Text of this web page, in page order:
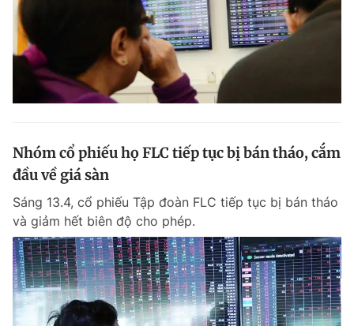
Nhóm cổ phiếu họ FLC tiếp tục bị bán tháo, cắm
đầu về giá sàn
Sáng 13.4, cổ phiếu Tập đoàn FLC tiếp tục bị bán tháo
và giảm hết biên độ cho phép.